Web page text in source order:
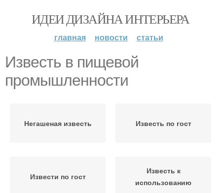
ИДЕИ ДИЗАЙНА ИНТЕРЬЕРА
главная новости статьи
Известь в пищевой
промышленности
Негашеная известь Известь по гост
Извести по гост
Известь к
использованию